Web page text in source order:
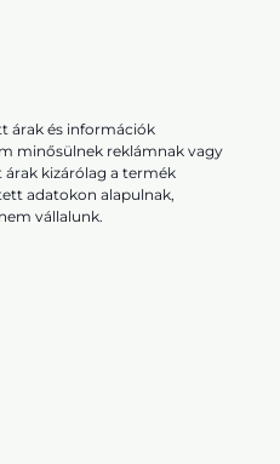
árak és információk
minősülnek reklámnak vagy
kizárólag a termék
adatokon alapulnak,
vállalunk.